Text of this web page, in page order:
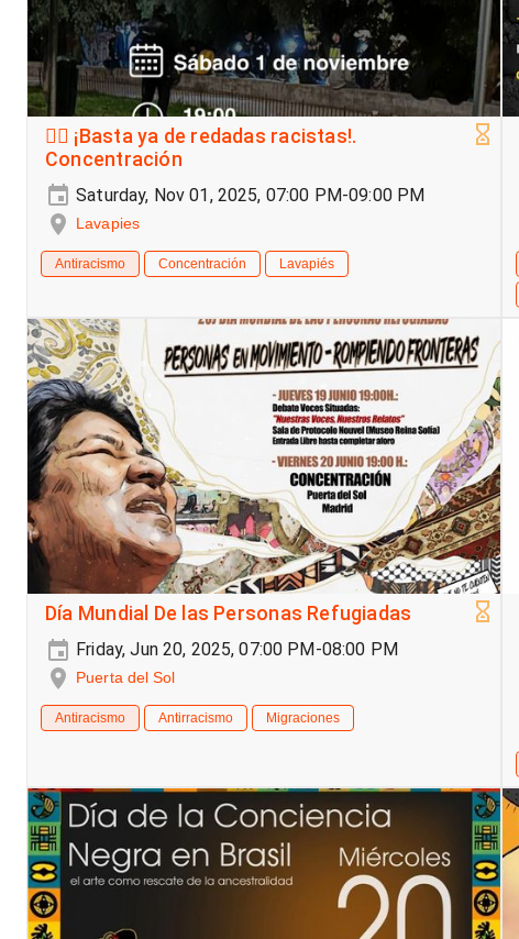
✊🏾 ¡Basta ya de redadas racistas!.
Concentración
Saturday, Nov 01, 2025, 07:00 PM-09:00 PM
Lavapies
Antiracismo Concentración Lavapiés
Día Mundial De las Personas Refugiadas
Friday, Jun 20, 2025, 07:00 PM-08:00 PM
Puerta del Sol
Antiracismo Antirracismo Migraciones